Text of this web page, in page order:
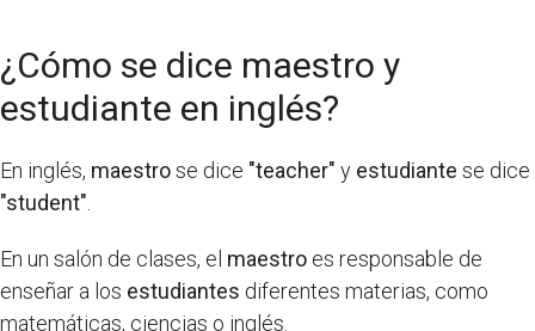
¿Cómo se dice maestro y
estudiante en inglés?
En inglés, maestrose dice "teacher" y estudiante se dice
"student"
En un salón de clases, el maestro es responsable de
enseñar a los estudiantes diferentes materias, como
matemáticas, ciencias o inglés.